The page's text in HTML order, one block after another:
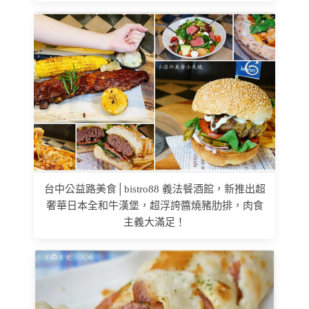
台中公益路美食│bistro88 義法餐酒館，新推出超
奢華日本全和牛漢堡，超浮誇醬燒豬肋排，肉食
主義大滿足！